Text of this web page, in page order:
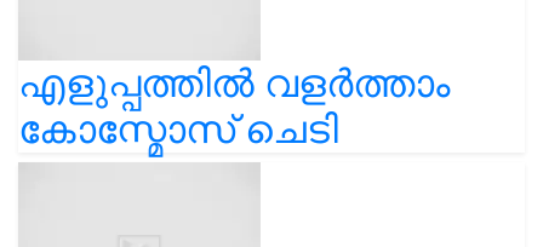
എളുപ്പത്തിൽ വളർത്താം
കോസ്മോസ് ചെടി